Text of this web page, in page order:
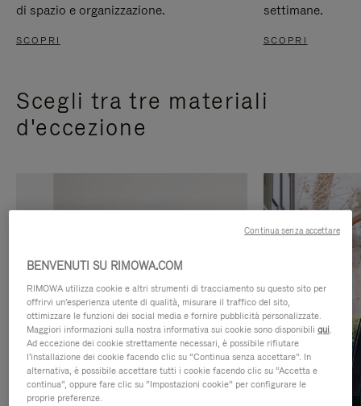
di spazio e organizzazione.
SCOPRI
settimane.
SCOPRI
Scegli tra tre materiali
d'eccezione
BENVENUTI SU RIMOWA.COM
RIMOWA utilizza cookie e altri strumenti di tracciamento su questo sito per
offrirvi un'esperienza utente di qualità, misurare il traffico del sito,
ottimizzare le funzioni dei social media e fornire pubblicità personalizzate.
Maggiori informazioni sulla nostra informativa sui cookie sono disponibiliqui.
Ad eccezione dei cookie strettamente necessari, è possibile rifiutare
l'installazione dei cookie facendo clic su “Continua senza accettare”. In
alternativa, è possibile accettare tutti i cookie facendo clic su “Accetta e
continua”, oppure fare clic su “Impostazioni cookie” per configurare le
proprie preferenze.
Continua senza accettare